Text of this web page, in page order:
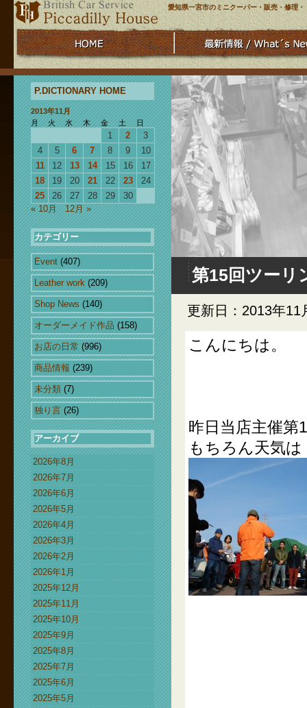
愛知県一宮市のミニクーパー・販売・修理
P.DICTIONARY HOME
2013年11月
月
火 水 木 金 土 日
1 2
3
4
5 6 7 8 9
10
11
12 13 14 15 16
17
18
19 20 21 22 23
24
25
26 27 28 29
30
« 10月
12月 »
カテゴリー
Event (407)
Leather work (209)
Shop News (140)
オーダーメイド作品 (158)
お店の日常 (996)
商品情報 (239)
未分類 (7)
独り言 (26)
アーカイブ
2026年8月
2026年7月
2026年6月
2026年5月
2026年4月
2026年3月
2026年2月
2026年1月
2025年12月
2025年11月
2025年10月
2025年9月
2025年8月
2025年7月
2025年6月
2025年5月
第15回ツーリ
更新日：2013年11
こんにちは。
昨日当店主催
もちろん天気